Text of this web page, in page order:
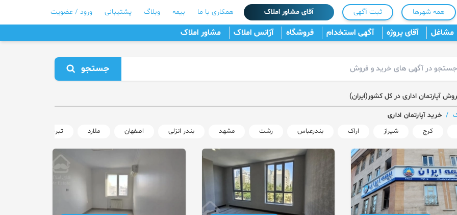
همه شهرها ثبت آگهی آقای مشاور املاک همکاری با ما بیمه وبلاگ پشتیبانی ورود / عضویت
مشاغل آقای پروژه آگهی استخدام فروشگاه آژانس املاک مشاور املاک
جستجو
آپارتمان اداری در کل کشور(ایران)
/ خرید آپارتمان اداری
کرج شیراز اراک بندرعباس رشت مشهد بندر انزلی اصفهان ملارد تبریز